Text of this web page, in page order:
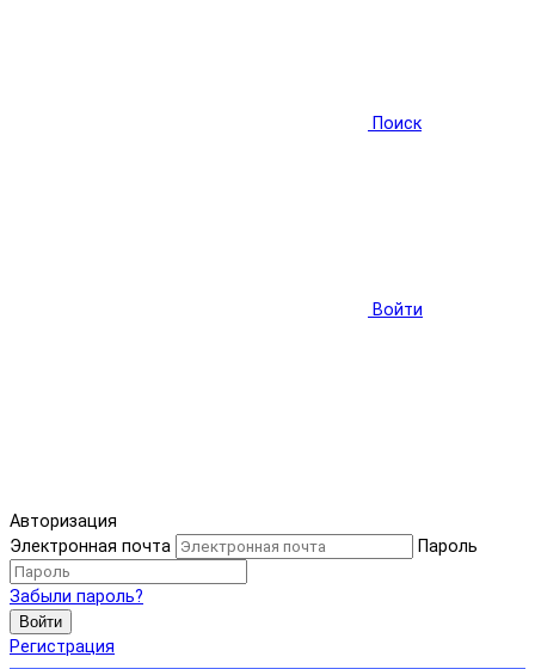
Поиск
Войти
Авторизация
Электронная почта
Пароль
Забыли пароль?
Войти
Регистрация